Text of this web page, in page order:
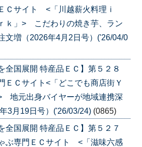
Ｃサイト <「川越薪火料理ｉ
」> こだわりの焼き芋、ラン
文増（2026年4月2日号）('26/04/0
全国展開 特産品ＥＣ】第５２８
Ｃサイト<「どこでも商店街Ｙ
地元出身バイヤーが地域連携深
3月19日号）('26/03/24) (0865)
全国展開 特産品ＥＣ】第５２７
ぶ専門ＥＣサイト <「滋味六感